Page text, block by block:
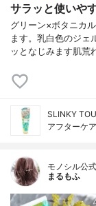
サラッと使いや
グリーン×ボタニカ
ます。乳白色のジェ
ッとなじみます肌荒
SLINKY
アフターケ
モノシル公
まるもふ